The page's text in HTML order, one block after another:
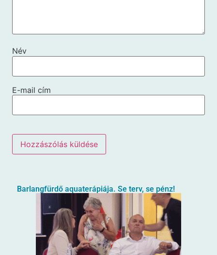
Név
E-mail cím
Barlangfürdő aquaterápiája. Se terv, se pénz!